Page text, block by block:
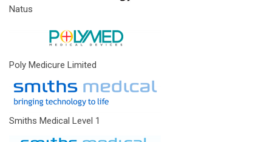
Natus
Poly Medicure Limited
Smiths Medical Level 1